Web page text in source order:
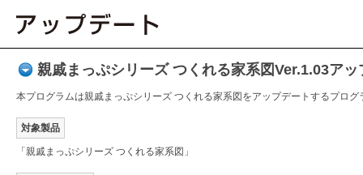
親戚まっぷシリーズ つくれる家系図Ver.1.03ア
本プログラムは親戚まっぷシリーズ つくれる家系図をアップデートするプログ
対象製品
「親戚まっぷシリーズ つくれる家系図」